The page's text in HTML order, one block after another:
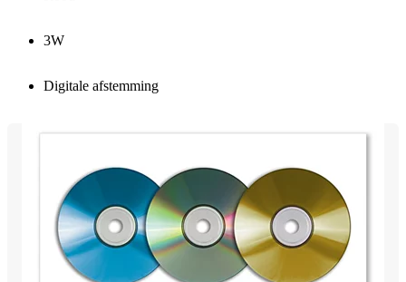
3W
Digitale afstemming